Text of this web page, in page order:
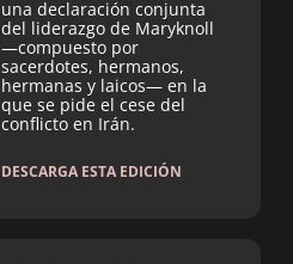
una declaración conjunta
del liderazgo de Maryknoll
—compuesto por
sacerdotes, hermanos,
hermanas y laicos— en la
que se pide el cese del
conflicto en Irán.
DESCARGA ESTA EDICIÓN